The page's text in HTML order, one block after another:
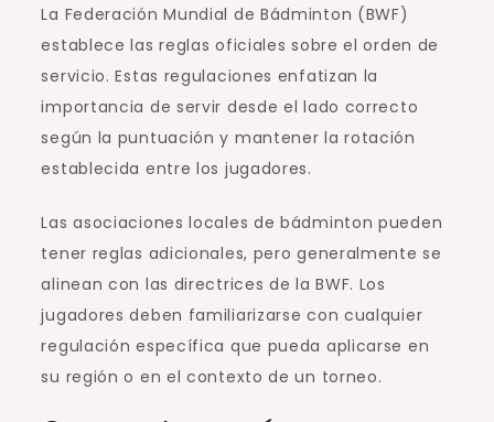
La Federación Mundial de Bádminton (BWF)
establece las reglas oficiales sobre el orden de
servicio. Estas regulaciones enfatizan la
importancia de servir desde el lado correcto
según la puntuación y mantener la rotación
establecida entre los jugadores.
Las asociaciones locales de bádminton pueden
tener reglas adicionales, pero generalmente se
alinean con las directrices de la BWF. Los
jugadores deben familiarizarse con cualquier
regulación específica que pueda aplicarse en
su región o en el contexto de un torneo.